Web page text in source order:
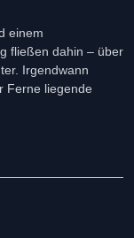
einem
fließen dahin – über
Irgendwann
Ferne liegende